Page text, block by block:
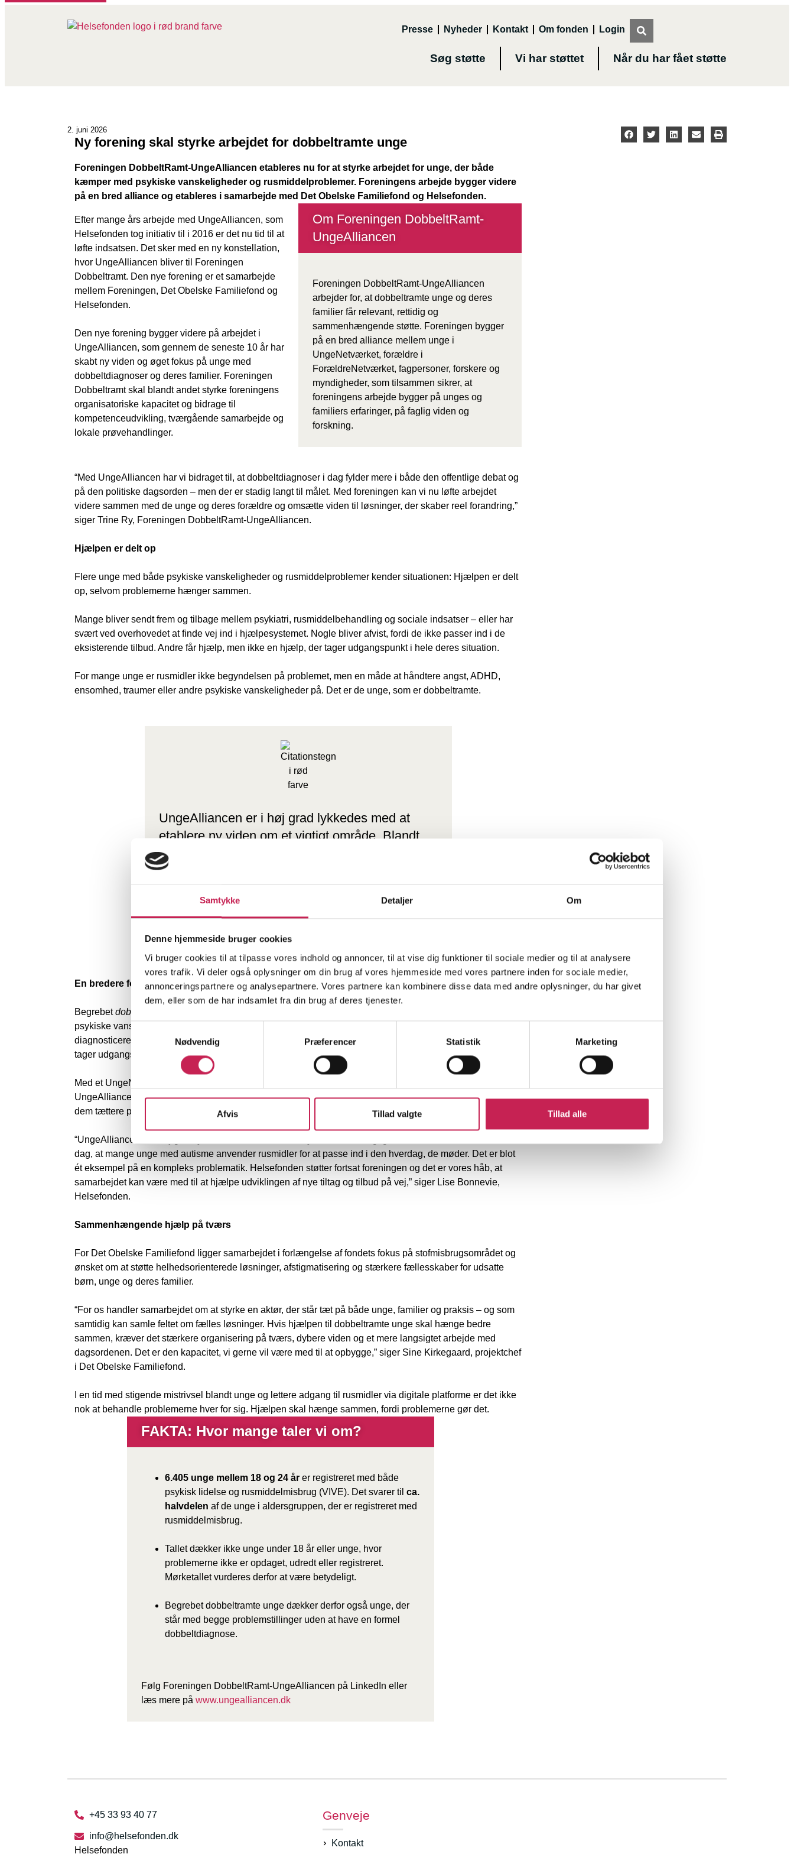
Samtykke Detaljer Om
Denne hjemmeside bruger cookies
Vi bruger cookies til at tilpasse vores indhold og annoncer, til at vise dig funktioner til sociale medier og til at analysere
vores trafik. Vi deler også oplysninger om din brug af vores hjemmeside med vores partnere inden for sociale medier,
annonceringspartnere og analysepartnere. Vores partnere kan kombinere disse data med andre oplysninger, du har givet
dem, eller som de har indsamlet fra din brug af deres tjenester.
Samtykkevalg
Nødvendig
Præferencer Statistik Marketing
Afvis Tillad valgte Tillad alle
Presse Nyheder Kontakt Om fonden Login
Søg støtte Vi har støttet Når du har fået støtte
2. juni 2026
Ny forening skal styrke arbejdet for dobbeltramte unge
Foreningen DobbeltRamt-UngeAlliancen etableres nu for at styrke arbejdet for unge, der både
kæmper med psykiske vanskeligheder og rusmiddelproblemer. Foreningens arbejde bygger videre
på en bred alliance og etableres i samarbejde med Det Obelske Familiefond og Helsefonden.
Efter mange års arbejde med UngeAlliancen, som
Helsefonden tog initiativ til i 2016 er det nu tid til at
løfte indsatsen. Det sker med en ny konstellation,
hvor UngeAlliancen bliver til Foreningen
Dobbeltramt. Den nye forening er et samarbejde
mellem Foreningen, Det Obelske Familiefond og
Helsefonden.
Den nye forening bygger videre på arbejdet i
UngeAlliancen, som gennem de seneste 10 år har
skabt ny viden og øget fokus på unge med
dobbeltdiagnoser og deres familier. Foreningen
Dobbeltramt skal blandt andet styrke foreningens
organisatoriske kapacitet og bidrage til
kompetenceudvikling, tværgående samarbejde og
lokale prøvehandlinger.
Om Foreningen DobbeltRamt-
UngeAlliancen
Foreningen DobbeltRamt-UngeAlliancen
arbejder for, at dobbeltramte unge og deres
familier får relevant, rettidig og
sammenhængende støtte. Foreningen bygger
på en bred alliance mellem unge i
UngeNetværket, forældre i
ForældreNetværket, fagpersoner, forskere og
myndigheder, som tilsammen sikrer, at
foreningens arbejde bygger på unges og
familiers erfaringer, på faglig viden og
forskning.
“Med UngeAlliancen har vi bidraget til, at dobbeltdiagnoser i dag fylder mere i både den offentlige debat og
på den politiske dagsorden – men der er stadig langt til målet. Med foreningen kan vi nu løfte arbejdet
videre sammen med de unge og deres forældre og omsætte viden til løsninger, der skaber reel forandring,”
siger Trine Ry, Foreningen DobbeltRamt-UngeAlliancen.
Hjælpen er delt op
Flere unge med både psykiske vanskeligheder og rusmiddelproblemer kender situationen: Hjælpen er delt
op, selvom problemerne hænger sammen.
Mange bliver sendt frem og tilbage mellem psykiatri, rusmiddelbehandling og sociale indsatser – eller har
svært ved overhovedet at finde vej ind i hjælpesystemet. Nogle bliver afvist, fordi de ikke passer ind i de
eksisterende tilbud. Andre får hjælp, men ikke en hjælp, der tager udgangspunkt i hele deres situation.
For mange unge er rusmidler ikke begyndelsen på problemet, men en måde at håndtere angst, ADHD,
ensomhed, traumer eller andre psykiske vanskeligheder på. Det er de unge, som er dobbeltramte.
UngeAlliancen er i høj grad lykkedes med at
etablere ny viden om et vigtigt område. Blandt
andet ved vi i dag, at mange unge med autisme
anvender rusmidler for at passe ind i den
hverdag, de møder. Det er blot ét eksempel på
en kompleks problematik.
En bredere forståelse af målgruppen
Begrebetdobbeltramte unge
psykiske vanskeligheder og et problematisk brug af rusmidler uden nødvendigvis at være udredt,
diagnosticeret eller registreret. Derfor er der behov for både mere viden om målgruppen og løsninger, der
tager udgangspunkt i de unges samlede situation.
Med et UngeNetværk, et ForældreNetværk og et fagligt Advisory Board skal Foreningen DobbeltRamt-
UngeAlliancen fastholde de unges og familiernes erfaringer som en central del af arbejdet, samt bringe
dem tættere på både praksisudvikling og beslutningsrum.
“UngeAlliancen er i høj grad lykkedes med at etablere ny viden om et vigtigt område. Blandt andet ved vi i
dag, at mange unge med autisme anvender rusmidler for at passe ind i den hverdag, de møder. Det er blot
ét eksempel på en kompleks problematik. Helsefonden støtter fortsat foreningen og det er vores håb, at
samarbejdet kan være med til at hjælpe udviklingen af nye tiltag og tilbud på vej,” siger Lise Bonnevie,
Helsefonden.
Sammenhængende hjælp på tværs
For Det Obelske Familiefond ligger samarbejdet i forlængelse af fondets fokus på stofmisbrugsområdet og
ønsket om at støtte helhedsorienterede løsninger, afstigmatisering og stærkere fællesskaber for udsatte
børn, unge og deres familier.
“For os handler samarbejdet om at styrke en aktør, der står tæt på både unge, familier og praksis – og som
samtidig kan samle feltet om fælles løsninger. Hvis hjælpen til dobbeltramte unge skal hænge bedre
sammen, kræver det stærkere organisering på tværs, dybere viden og et mere langsigtet arbejde med
dagsordenen. Det er den kapacitet, vi gerne vil være med til at opbygge,” siger Sine Kirkegaard, projektchef
i Det Obelske Familiefond.
I en tid med stigende mistrivsel blandt unge og lettere adgang til rusmidler via digitale platforme er det ikke
nok at behandle problemerne hver for sig. Hjælpen skal hænge sammen, fordi problemerne gør det.
FAKTA: Hvor mange taler vi om?
6.405 unge mellem 18 og 24 årer registreret med både
psykisk lidelse og rusmiddelmisbrug (VIVE). Det svarer til ca.
halvdelen af de unge i aldersgruppen, der er registreret med
rusmiddelmisbrug.
Tallet dækker ikke unge under 18 år eller unge, hvor
problemerne ikke er opdaget, udredt eller registreret.
Mørketallet vurderes derfor at være betydeligt.
Begrebet dobbeltramte unge dækker derfor også unge, der
står med begge problemstillinger uden at have en formel
dobbeltdiagnose.
Følg Foreningen DobbeltRamt-UngeAlliancen på LinkedIn eller
læs mere på www.ungealliancen.dk
+45 33 93 40 77
info@helsefonden.dk
Helsefonden
Genveje
Kontakt